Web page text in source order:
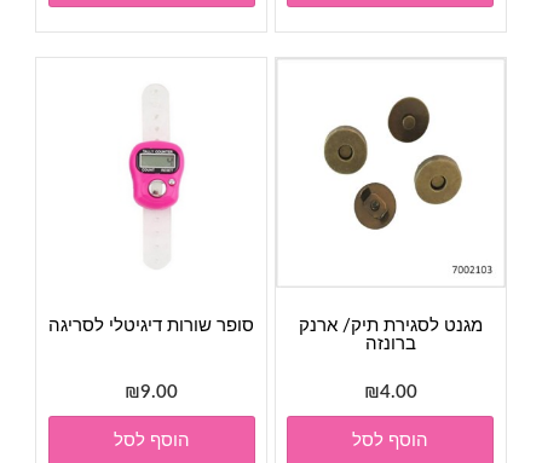
מגנט לסגירת תיק/ ארנק
ברונזה
₪4.00
הוסף לסל
סופר שורות דיגיטלי לסריגה
₪9.00
הוסף לסל